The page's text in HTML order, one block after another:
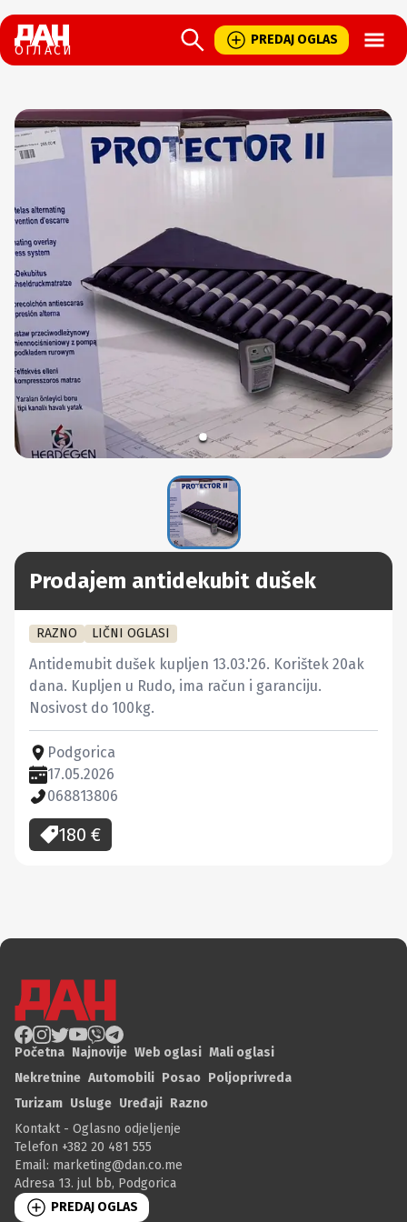
ОГЛАСИ
PREDAJ OGLAS
Prodajem antidekubit dušek
RAZNO LIČNI OGLASI
Antidemubit dušek kupljen 13.03.'26. Korištek 20ak
dana. Kupljen u Rudo, ima račun i garanciju.
Nosivost do 100kg.
Podgorica
17.05.2026
068813806
180 €
Početna Najnovije Web oglasi Mali oglasi
Nekretnine Automobili Posao Poljoprivreda
Turizam Usluge Uređaji Razno
Kontakt - Oglasno odjeljenje
Telefon +382 20 481 555
Email: marketing@dan.co.me
Adresa 13. jul bb, Podgorica
PREDAJ OGLAS